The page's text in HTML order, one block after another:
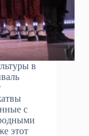
в
с
этот